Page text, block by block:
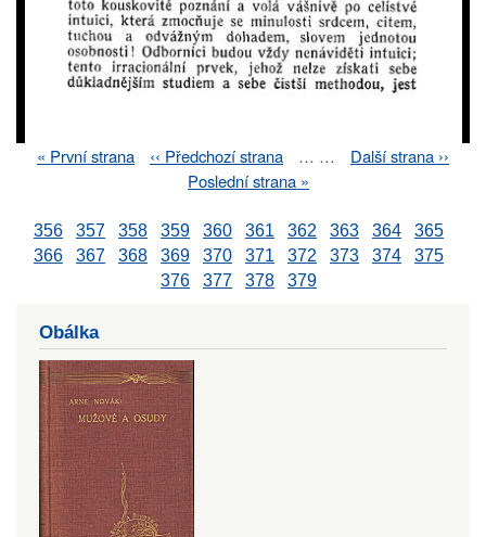
First
« První strana
Previous
‹‹ Předchozí strana … …
Next
Další strana ››
Last
Poslední strana »
356 357 358 359 360 361 362 363 364
365
366
367 368 369 370 371 372 373 374
375
376
377 378 379
Obálka